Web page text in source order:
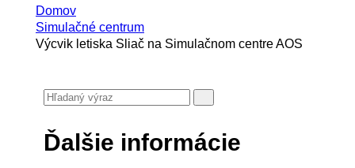
Domov
Simulačné centrum
Výcvik letiska Sliač na Simulačnom centre AOS
Ďalšie informácie